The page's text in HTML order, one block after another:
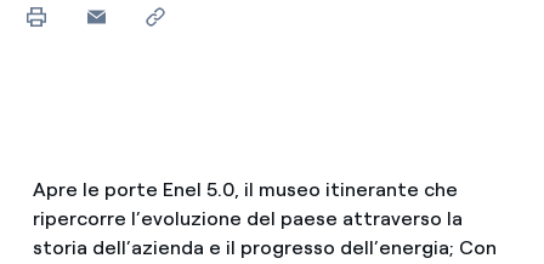
Apre le porte Enel 5.0, il museo itinerante che
ripercorre l’evoluzione del paese attraverso la
storia dell’azienda e il progresso dell’energia; Con